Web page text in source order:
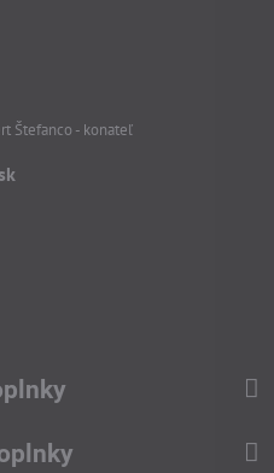
Štefanco - konateľ